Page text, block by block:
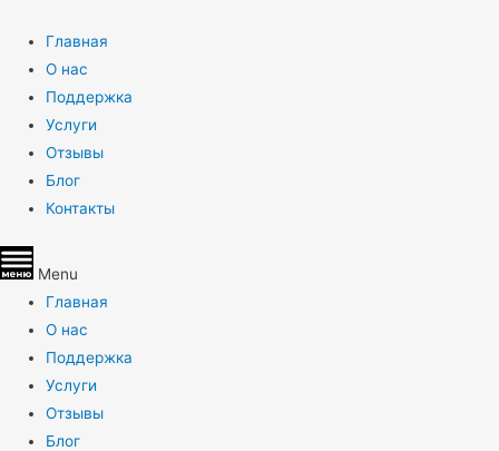
Главная
О нас
Поддержка
Услуги
Отзывы
Блог
Контакты
Menu
Главная
О нас
Поддержка
Услуги
Отзывы
Блог